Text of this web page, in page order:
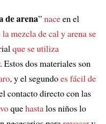
de arena” naceen el
la mezcla decal y arena se
que se utiliza
. Estos dos materiales son
, y el segundoes fácil de
contacto directo con las
quehastalos niños lo